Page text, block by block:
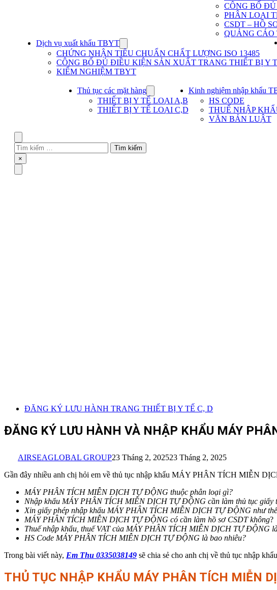
CÔNG BỐ
PHÂN LOẠI
CSDT – HỒ
QUẢNG CÁO
Dịch vụ xuất khẩu TBYT
submenu
for
Dịch
vụ
khẩu
TBYT
CHỨNG NHẬN TIÊU CHUẨN CHẤT LƯỢNG ISO 13485
CÔNG BỐ ĐỦ ĐIỀU KIỆN SẢN XUẤT TRANG THIẾT BỊ Y
KIỂM NGHIỆM TBYT
Thủ tục các mặt hàng
submenu
for
Thủ
THIẾT BỊ Y TẾ LOẠI A,B
THIẾT BỊ Y TẾ LOẠI C,D
Kinh nghiệm nhập khẩu
HS CODE
THUẾ NHẬP
VĂN BẢN LUẬT
Tìm
kiếm
cho:
Close
×
ĐĂNG KÝ LƯU HÀNH TRANG THIẾT BỊ Y TẾ C, D
ĐĂNG KÝ LƯU HÀNH VÀ NHẬP KHẨU MÁY
AIRSEAGLOBAL GROUP23 Tháng 2, 202523 Tháng 2, 2025
Gần đây nhiều anh chị hỏi em về thủ tục nhập khẩu MÁY PHÂN TÍCH MIỄN
MÁY PHÂN TÍCH MIỄN DỊCH TỰ ĐỘNG thuộc phân loại gì?
Nhập khẩu MÁY PHÂN TÍCH MIỄN DỊCH TỰ ĐỘNG cần làm thủ tục giấy
Xin giấy phép nhập khẩu MÁY PHÂN TÍCH MIỄN DỊCH TỰ ĐỘNG như
MÁY PHÂN TÍCH MIỄN DỊCH TỰ ĐỘNG có cần làm hồ sơ CSDT không?
Thuế nhập khẩu, thuế VAT của MÁY PHÂN TÍCH MIỄN DỊCH TỰ ĐỘNG
HS Code MÁY PHÂN TÍCH MIỄN DỊCH TỰ ĐỘNG là bao nhiêu?
Trong bài viết này, Em Thu 0335038149 sẽ chia sẻ cho anh chị về thủ tục nhập khẩu
THỦ TỤC NHẬP KHẨU MÁY PHÂN TÍCH MIỄN